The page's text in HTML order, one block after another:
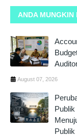
ANDA MUNGKIN
August 07, 2026
Publik